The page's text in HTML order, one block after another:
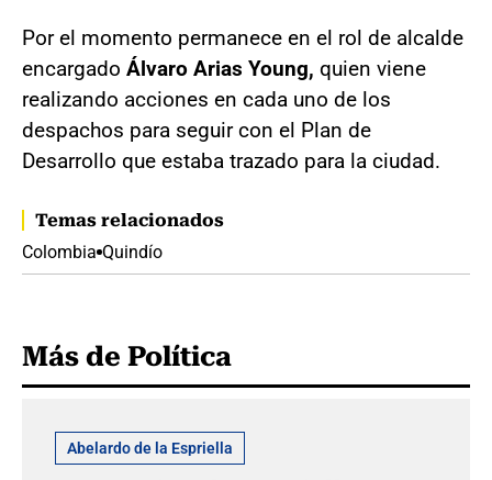
Por el momento permanece en el rol de alcalde
encargado Álvaro Arias Young, quien viene
realizando acciones en cada uno de los
despachos para seguir con el Plan de
Desarrollo que estaba trazado para la ciudad.
Temas relacionados
Colombia Quindío
Más de Política
Abelardo de la Espriella